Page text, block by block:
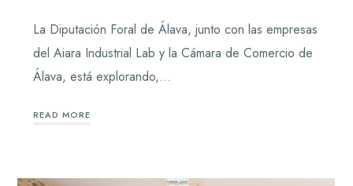
La Diputación Foral de Álava, junto con las empresas
del Aiara Industrial Lab y la Cámara de Comercio de
Álava, está explorando,…
READ MORE